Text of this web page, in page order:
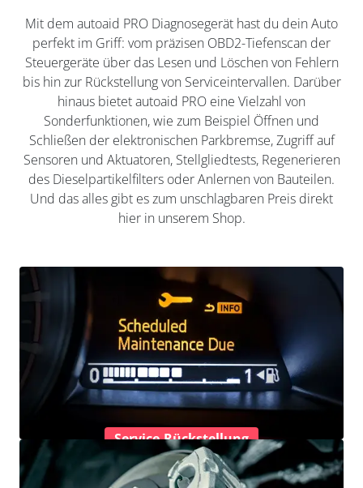
Mit dem autoaid PRO Diagnosegerät hast du dein Auto
perfekt im Griff: vom präzisen OBD2-Tiefenscan der
Steuergeräte über das Lesen und Löschen von Fehlern
bis hin zur Rückstellung von Serviceintervallen. Darüber
hinaus bietet autoaid PRO eine Vielzahl von
Sonderfunktionen, wie zum Beispiel Öffnen und
Schließen der elektronischen Parkbremse, Zugriff auf
Sensoren und Aktuatoren, Stellgliedtests, Regenerieren
des Dieselpartikelfilters oder Anlernen von Bauteilen.
Und das alles gibt es zum unschlagbaren Preis direkt
hier in unserem Shop.
Service-Rückstellung